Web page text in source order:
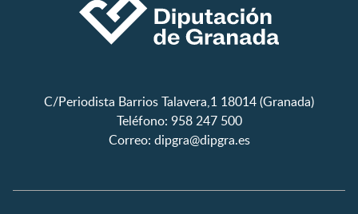
C/Periodista Barrios Talavera,1 18014 (Granada)
Teléfono: 958 247 500
Correo: dipgra@dipgra.es